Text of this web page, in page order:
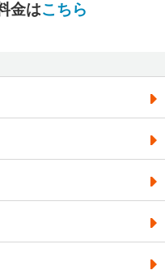
金はこちら